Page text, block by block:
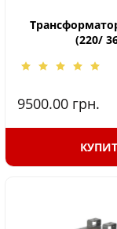
(220/
9500.00 грн.